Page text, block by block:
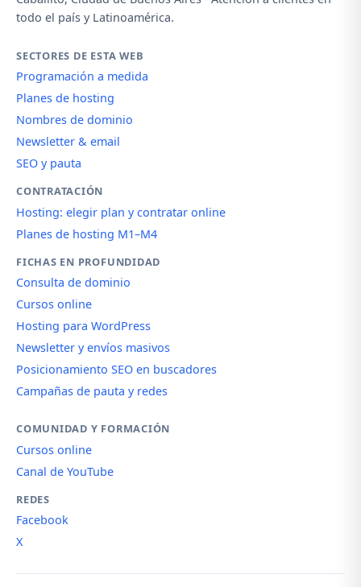
todo el país y Latinoamérica.
SECTORES DE ESTA WEB
Programación a medida
Planes de hosting
Nombres de dominio
Newsletter & email
SEO y pauta
CONTRATACIÓN
Hosting: elegir plan y contratar online
Planes de hosting M1–M4
FICHAS EN PROFUNDIDAD
Consulta de dominio
Cursos online
Hosting para WordPress
Newsletter y envíos masivos
Posicionamiento SEO en buscadores
Campañas de pauta y redes
COMUNIDAD Y FORMACIÓN
Cursos online
Canal de YouTube
REDES
Facebook
X